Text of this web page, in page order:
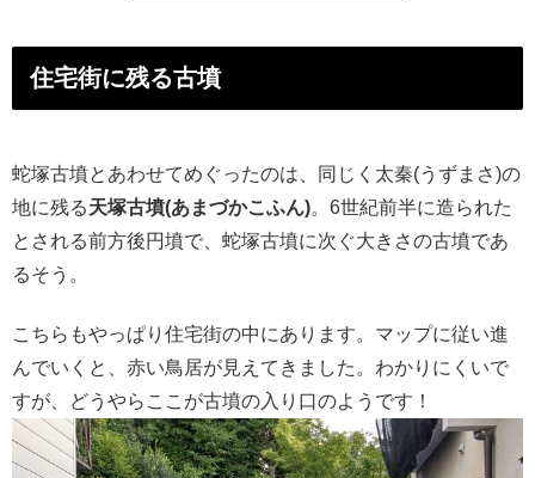
住宅街に残る古墳
蛇塚古墳とあわせてめぐったのは、同じく太秦(うずまさ)の
地に残る天塚古墳(あまづかこふん)。6世紀前半に造られた
とされる前方後円墳で、蛇塚古墳に次ぐ大きさの古墳であ
るそう。
こちらもやっぱり住宅街の中にあります。マップに従い進
んでいくと、赤い鳥居が見えてきました。わかりにくいで
すが、どうやらここが古墳の入り口のようです！